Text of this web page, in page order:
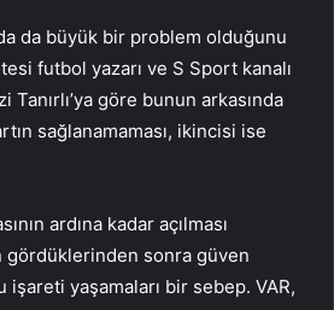
da büyük bir problem olduğunu
futbol yazarı ve S Sport kanalı
göre bunun arkasında
sağlanamaması, ikincisi ise
ardına kadar açılması
sonra güven
yaşamaları bir sebep. VAR,